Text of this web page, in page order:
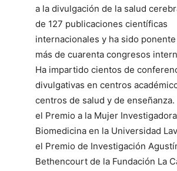
a la divulgación de la salud
de 127 publicaciones científicas
internacionales y ha sido
más de cuarenta congresos
Ha impartido cientos de
divulgativas en centros
centros de salud y de
el Premio a la Mujer
Biomedicina en la Universidad
el Premio de Investigación
Bethencourt de la Fundación La